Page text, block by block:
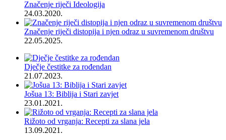
Značenje riječi Ideologija
24.03.2020.
Značenje riječi distopija i njen odraz u suvremenom društvu
22.05.2025.
Dječje čestitke za rođendan
21.07.2023.
Jošua 13: Biblija i Stari zavjet
23.01.2021.
Rižoto od vrganja: Recepti za slana jela
13.09.2021.